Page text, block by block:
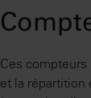
Ces compteurs
et la répartition